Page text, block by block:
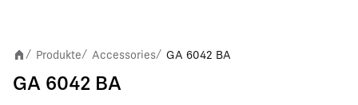
/ Produkte/ Accessories/ GA 6042 BA
GA 6042 BA